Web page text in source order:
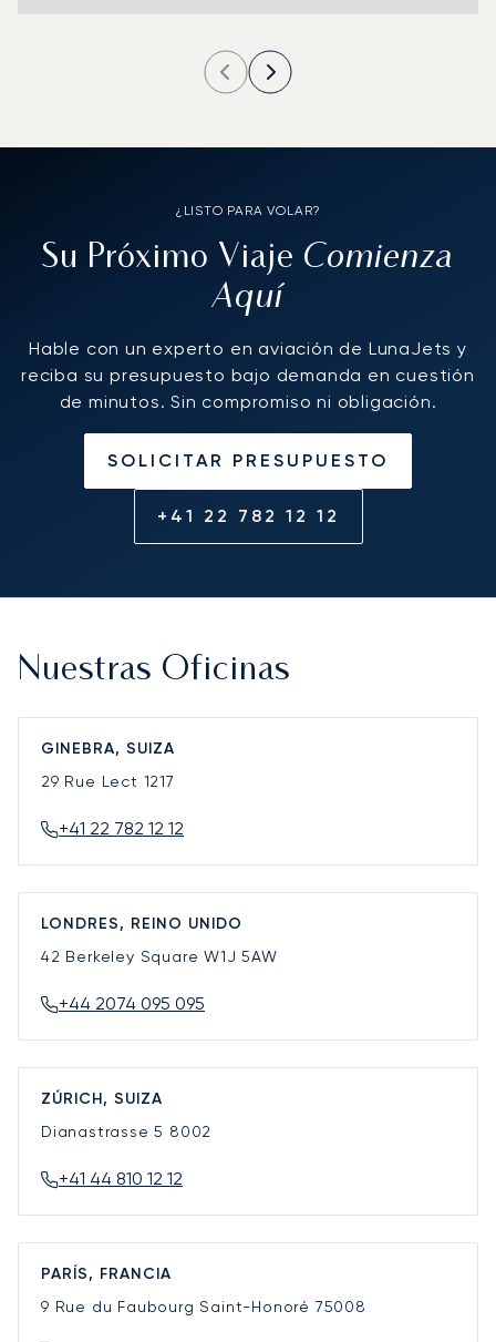
¿LISTO PARA VOLAR?
Su Próximo Viaje Comienza
Aquí
Hable con un experto en aviación de LunaJets y
reciba su presupuesto bajo demanda en cuestión
de minutos. Sin compromiso ni obligación.
SOLICITAR PRESUPUESTO
+41 22 782 12 12
Nuestras Oficinas
GINEBRA, SUIZA
29 Rue Lect 1217
+41 22 782 12 12
LONDRES, REINO UNIDO
42 Berkeley SquareW1J 5AW
+44 2074 095 095
ZÚRICH, SUIZA
Dianastrasse 5 8002
+41 44 810 12 12
PARÍS, FRANCIA
9 Rue du Faubourg Saint-Honoré 75008